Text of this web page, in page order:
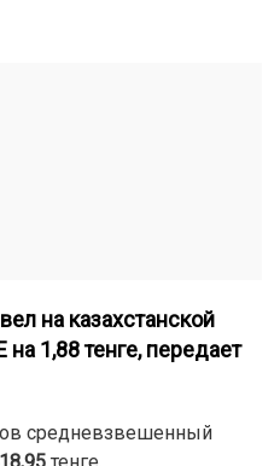
на казахстанской
1,88 тенге, передает
средневзвешенный